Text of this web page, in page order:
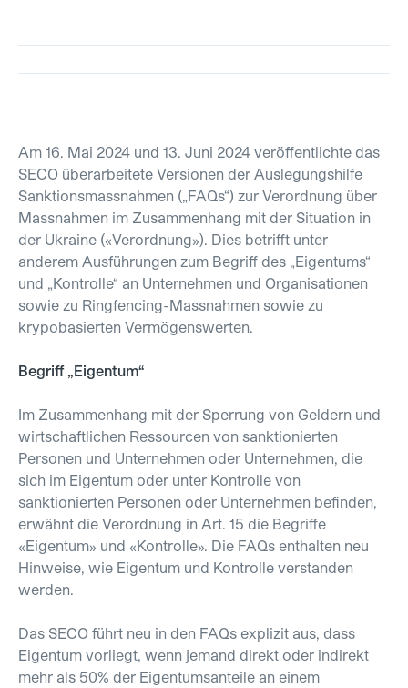
Am 16. Mai 2024 und 13. Juni 2024 veröffentlichte das
SECO überarbeitete Versionen der Auslegungshilfe
Sanktionsmassnahmen („FAQs“) zur Verordnung über
Massnahmen im Zusammenhang mit der Situation in
der Ukraine («Verordnung»). Dies betrifft unter
anderem Ausführungen zum Begriff des „Eigentums“
und „Kontrolle“ an Unternehmen und Organisationen
sowie zu Ringfencing-Massnahmen sowie zu
krypobasierten Vermögenswerten.
Begriff „Eigentum“
Im Zusammenhang mit der Sperrung von Geldern und
wirtschaftlichen Ressourcen von sanktionierten
Personen und Unternehmen oder Unternehmen, die
sich im Eigentum oder unter Kontrolle von
sanktionierten Personen oder Unternehmen befinden,
erwähnt die Verordnung in Art. 15 die Begriffe
«Eigentum» und «Kontrolle». Die FAQs enthalten neu
Hinweise, wie Eigentum und Kontrolle verstanden
werden.
Das SECO führt neu in den FAQs explizit aus, dass
Eigentum vorliegt, wenn jemand direkt oder indirekt
mehr als 50% der Eigentumsanteile an einem